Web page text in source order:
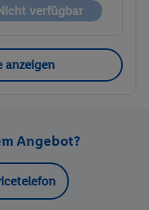
verfügbar
anzeigen
Angebot?